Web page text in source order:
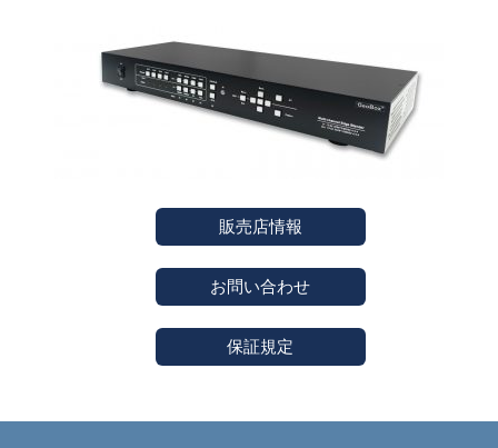
販売店情報
お問い合わせ
保証規定